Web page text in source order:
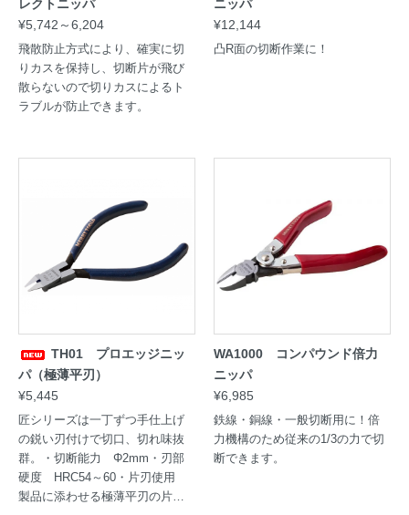
レクトニッパ
¥5,742～6,204
飛散防止方式により、確実に切
りカスを保持し、切断片が飛び
散らないので切りカスによるト
ラブルが防止できます。
ニッパ
¥12,144
凸R面の切断作業に！
TH01 プロエッジニッ
パ（極薄平刃）
¥5,445
匠シリーズは一丁ずつ手仕上げ
の鋭い刃付けで切口、切れ味抜
群。・切断能力 Φ2mm・刃部
硬度 HRC54～60・片刃使用
製品に添わせる極薄平刃の片刃
WA1000 コンパウンド倍力
ニッパ
¥6,985
鉄線・銅線・一般切断用に！倍
力機構のため従来の1/3の力で切
断できます。